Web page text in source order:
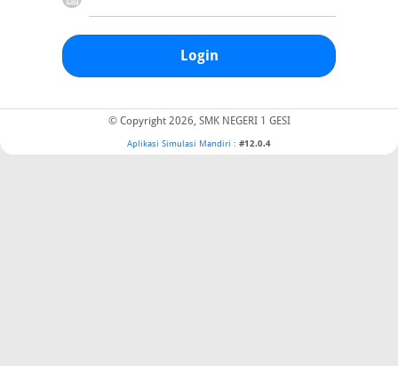
Login
© Copyright 2026, SMK NEGERI 1 GESI
Aplikasi Simulasi Mandiri : #12.0.4